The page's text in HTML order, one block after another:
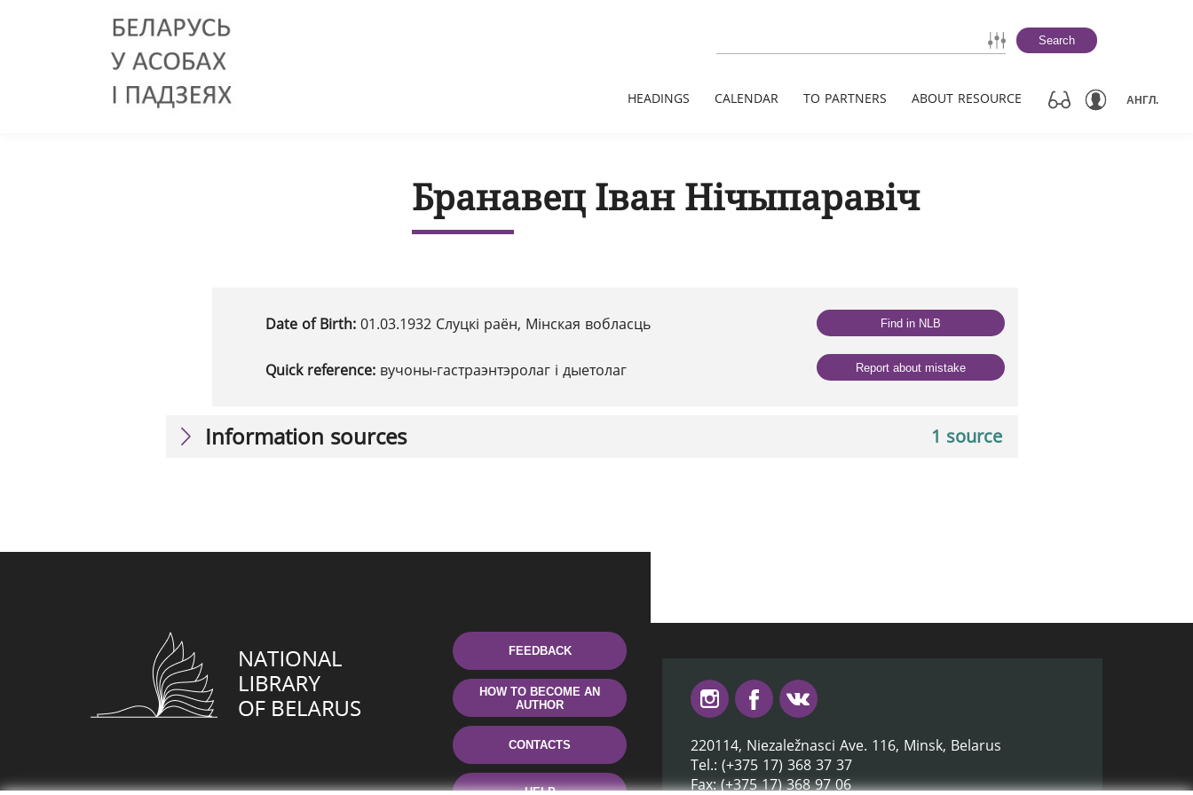
Search
HEADINGS CALENDAR TO PARTNERS ABOUT RESOURCE АНГЛ.
Бранавец Іван Нічыпаравіч
Date of Birth: 01.03.1932 Слуцкі раён, Мінская вобласць
Quick reference: вучоны-гастраэнтэролаг і дыетолаг
Find in NLB
Report about mistake
1 source
Information sources
FEEDBACK
HOW TO BECOME AN
AUTHOR
CONTACTS
HELP
220114, Niezaležnasci Ave. 116, Minsk, Belarus
Tel.: (+375 17) 368 37 37
Fax: (+375 17) 368 97 06